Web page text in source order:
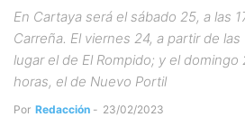
En Cartaya será el sábado 25, a las
Carreña. El viernes 24, a partir de
lugar el de El Rompido; y el domingo
horas, el de Nuevo Portil
Por Redacción - 23/02/2023